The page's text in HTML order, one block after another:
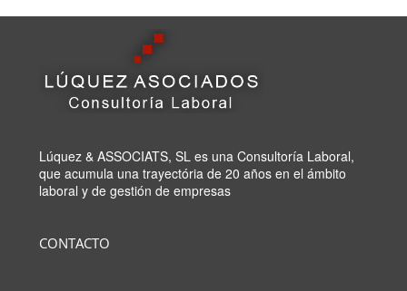
Lúquez & ASSOCIATS, SL es una Consultoría Laboral,
que acumula una trayectória de 20 años en el ámbito
laboral y de gestión de empresas
CONTACTO